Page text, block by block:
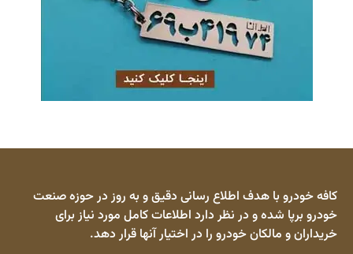
کافه خودرو با هدف اطلاع رسانی دقیق و به روز در حوزه صنعت
خودرو برپا شده و در نظر دارد اطلاعات کامل مورد نیاز برای
خریداران و مالکان خودرو را در اختیار آنها قرار دهد.